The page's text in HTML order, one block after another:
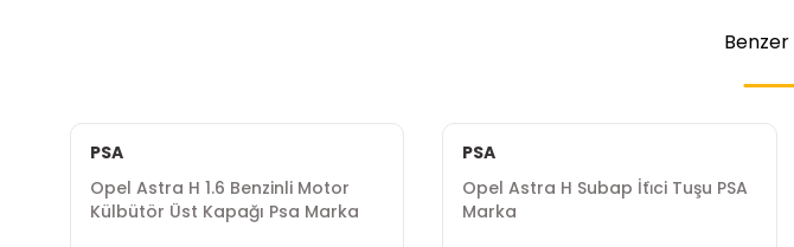
Benzer
PSA
Opel Astra H 1.6 Benzinli Motor
Külbütör Üst Kapağı Psa Marka
PSA
Opel Astra H Subap İti̇ci Tuşu PSA
Marka